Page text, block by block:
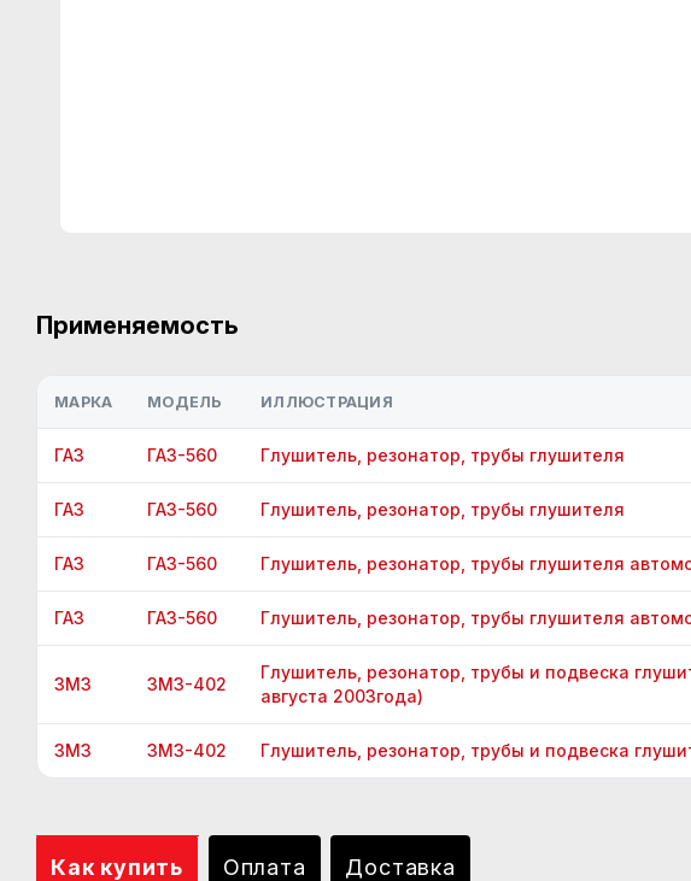
Применяемость
МАРКА МОДЕЛЬ ИЛЛЮСТРАЦИЯ
ГАЗ ГАЗ-560 Глушитель, резонатор, трубы глушителя
ГАЗ ГАЗ-560 Глушитель, резонатор, трубы глушителя
ГАЗ ГАЗ-560 Глушитель, резонатор, трубы глушителя
ГАЗ ГАЗ-560 Глушитель, резонатор, трубы глушителя
ЗМЗ ЗМЗ-402
Глушитель, резонатор, трубы и подвеска
августа 2003года)
ЗМЗ ЗМЗ-402 Глушитель, резонатор, трубы и подвеска
Как купить Оплата Доставка